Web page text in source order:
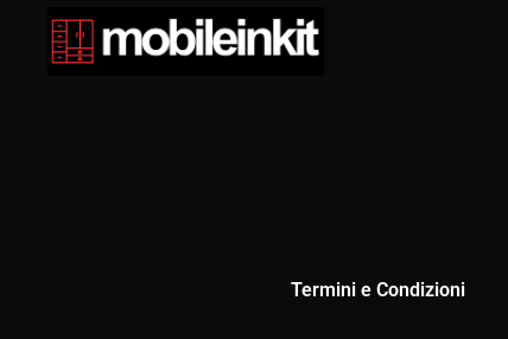
Termini e Condizioni